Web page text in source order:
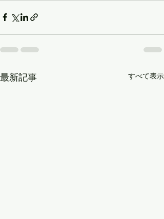
最新記事 すべて表示